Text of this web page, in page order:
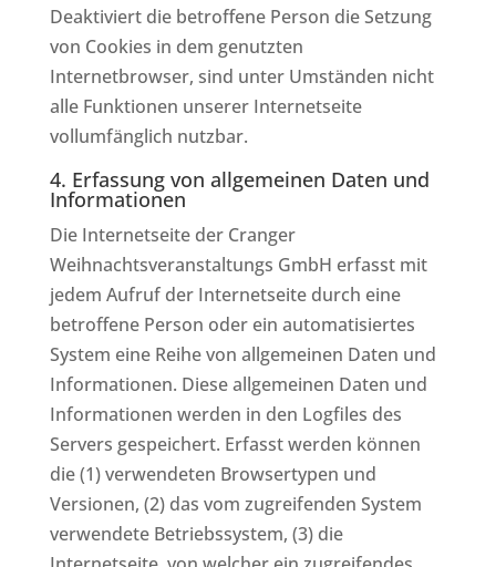
Deaktiviert die betroffene Person die Setzung
von Cookies in dem genutzten
Internetbrowser, sind unter Umständen nicht
alle Funktionen unserer Internetseite
vollumfänglich nutzbar.
4. Erfassung von allgemeinen Daten und
Informationen
Die Internetseite der Cranger
Weihnachtsveranstaltungs GmbH erfasst mit
jedem Aufruf der Internetseite durch eine
betroffene Person oder ein automatisiertes
System eine Reihe von allgemeinen Daten und
Informationen. Diese allgemeinen Daten und
Informationen werden in den Logfiles des
Servers gespeichert. Erfasst werden können
die (1) verwendeten Browsertypen und
Versionen, (2) das vom zugreifenden System
verwendete Betriebssystem, (3) die